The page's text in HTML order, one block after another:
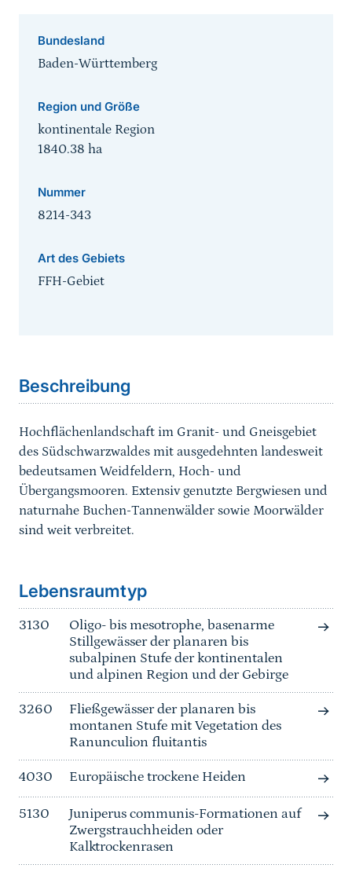
Bundesland
Baden-Württemberg
Region und Größe
kontinentale Region
1840.38 ha
Nummer
8214-343
Art des Gebiets
FFH-Gebiet
Beschreibung
Hochflächenlandschaft im Granit- und Gneisgebiet
des Südschwarzwaldes mit ausgedehnten landesweit
bedeutsamen Weidfeldern, Hoch- und
Übergangsmooren. Extensiv genutzte Bergwiesen und
naturnahe Buchen-Tannenwälder sowie Moorwälder
sind weit verbreitet.
Lebensraumtyp
3130
Oligo- bis mesotrophe, basenarme
Stillgewässer der planaren bis
subalpinen Stufe der kontinentalen
und alpinen Region und der Gebirge
3260
Fließgewässer der planaren bis
montanen Stufe mit Vegetation des
Ranunculion fluitantis
4030 Europäische trockene Heiden
5130
Juniperus communis-Formationen auf
Zwergstrauchheiden oder
Kalktrockenrasen